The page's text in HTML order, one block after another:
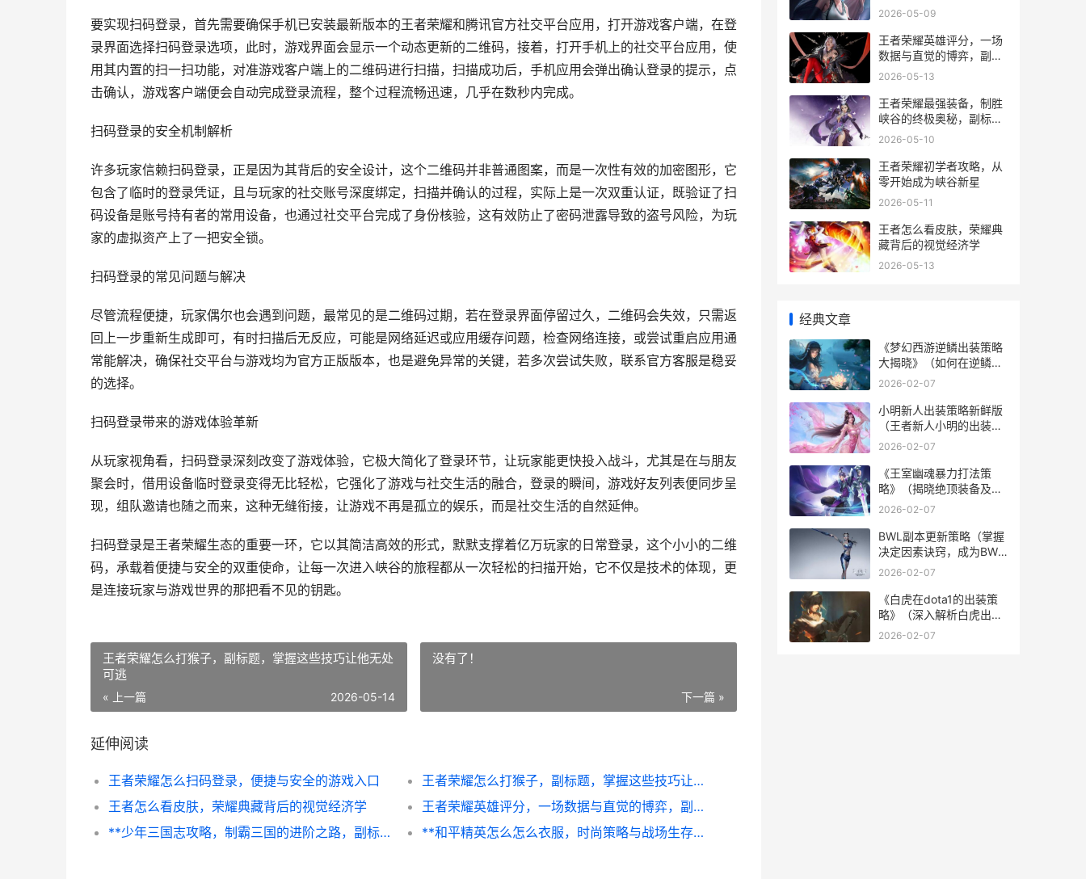
要实现扫码登录，首先需要确保手机已安装最新版本的王者荣耀和腾讯官方社交平台应用，打开游戏客户端，在登
录界面选择扫码登录选项，此时，游戏界面会显示一个动态更新的二维码，接着，打开手机上的社交平台应用，使
用其内置的扫一扫功能，对准游戏客户端上的二维码进行扫描，扫描成功后，手机应用会弹出确认登录的提示，点
击确认，游戏客户端便会自动完成登录流程，整个过程流畅迅速，几乎在数秒内完成。
扫码登录的安全机制解析
许多玩家信赖扫码登录，正是因为其背后的安全设计，这个二维码并非普通图案，而是一次性有效的加密图形，它
包含了临时的登录凭证，且与玩家的社交账号深度绑定，扫描并确认的过程，实际上是一次双重认证，既验证了扫
码设备是账号持有者的常用设备，也通过社交平台完成了身份核验，这有效防止了密码泄露导致的盗号风险，为玩
家的虚拟资产上了一把安全锁。
扫码登录的常见问题与解决
尽管流程便捷，玩家偶尔也会遇到问题，最常见的是二维码过期，若在登录界面停留过久，二维码会失效，只需返
回上一步重新生成即可，有时扫描后无反应，可能是网络延迟或应用缓存问题，检查网络连接，或尝试重启应用通
常能解决，确保社交平台与游戏均为官方正版版本，也是避免异常的关键，若多次尝试失败，联系官方客服是稳妥
的选择。
扫码登录带来的游戏体验革新
从玩家视角看，扫码登录深刻改变了游戏体验，它极大简化了登录环节，让玩家能更快投入战斗，尤其是在与朋友
聚会时，借用设备临时登录变得无比轻松，它强化了游戏与社交生活的融合，登录的瞬间，游戏好友列表便同步呈
现，组队邀请也随之而来，这种无缝衔接，让游戏不再是孤立的娱乐，而是社交生活的自然延伸。
扫码登录是王者荣耀生态的重要一环，它以其简洁高效的形式，默默支撑着亿万玩家的日常登录，这个小小的二维
码，承载着便捷与安全的双重使命，让每一次进入峡谷的旅程都从一次轻松的扫描开始，它不仅是技术的体现，更
是连接玩家与游戏世界的那把看不见的钥匙。
王者荣耀怎么打猴子，副标题，掌握这些技巧让他无处
可逃
« 上一篇 2026-05-14
没有了！
下一篇 »
延伸阅读
王者荣耀怎么扫码登录，便捷与安全的游戏入口
王者荣耀怎么打猴子，副标题，掌握这些技巧让他无处可逃
王者怎么看皮肤，荣耀典藏背后的视觉经济学
王者荣耀英雄评分，一场数据与直觉的博弈，副标题，资深玩家眼中的战力刻度尺
**少年三国志攻略，制霸三国的进阶之路，副标题，资深玩家的深度心得分享**
**和平精英怎么怎么衣服，时尚策略与战场生存的微妙平衡**
记，副标题，从落地成盒
2026-05-09
王者荣耀英雄评分，一场
数据与直觉的博弈，副标
题，资深玩家眼中的战力
2026-05-13
王者荣耀最强装备，制胜
峡谷的终极奥秘，副标
题，深度解析版本神装的
2026-05-10
王者荣耀初学者攻略，从
零开始成为峡谷新星
2026-05-11
王者怎么看皮肤，荣耀典
藏背后的视觉经济学
2026-05-13
经典文章
《梦幻西游逆鳞出装策略
大揭晓》（如何在逆鳞中
选择最合适的装备套路？
幻西游逆鳞加多少攻击
2026-02-07
小明新人出装策略新鲜版
（王者新人小明的出装策
略集合） 小明的出装推荐
2026-02-07
《王室幽魂暴力打法策
略》（揭晓绝顶装备及诀
窍，让你成为真正的王
2026-02-07
BWL副本更新策略（掌握
决定因素诀窍，成为BWL
副本的征服者） bwl之后
2026-02-07
《白虎在dota1的出装策
略》（深入解析白虎出装
策略，掌握绝对优势）
2026-02-07